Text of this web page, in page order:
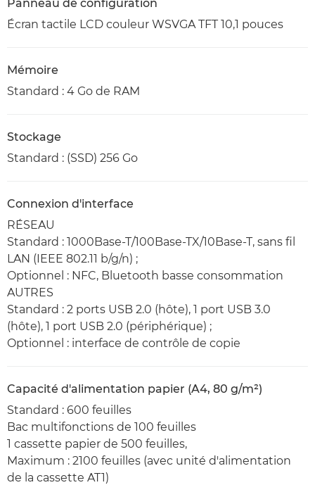
Panneau de configuration
Écran tactile LCD couleur WSVGA TFT 10,1 pouces
Mémoire
Standard : 4 Go de RAM
Stockage
Standard : (SSD) 256 Go
Connexion d'interface
RÉSEAU
Standard : 1000Base-T/100Base-TX/10Base-T, sans fil
LAN (IEEE 802.11 b/g/n) ;
Optionnel : NFC, Bluetooth basse consommation
AUTRES
Standard : 2 ports USB 2.0 (hôte), 1 port USB 3.0
(hôte), 1 port USB 2.0 (périphérique) ;
Optionnel : interface de contrôle de copie
Capacité d'alimentation papier (A4, 80 g/m²)
Standard : 600 feuilles
Bac multifonctions de 100 feuilles
1 cassette papier de 500 feuilles,
Maximum : 2100 feuilles (avec unité d'alimentation
de la cassette AT1)